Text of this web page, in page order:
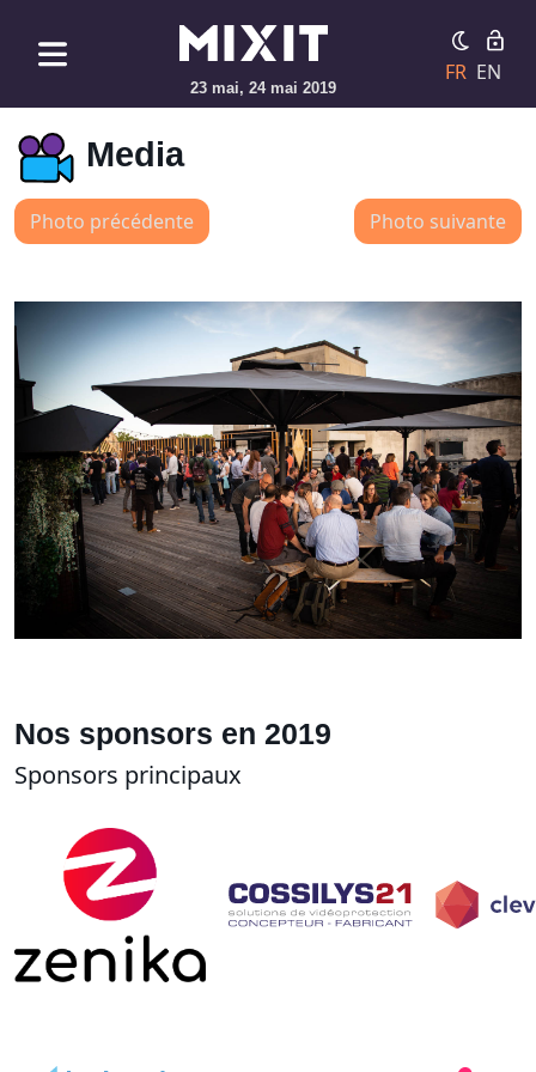
23 mai, 24 mai 2019
FR EN
Media
Photo précédente Photo suivante
Nos sponsors en 2019
Sponsors principaux